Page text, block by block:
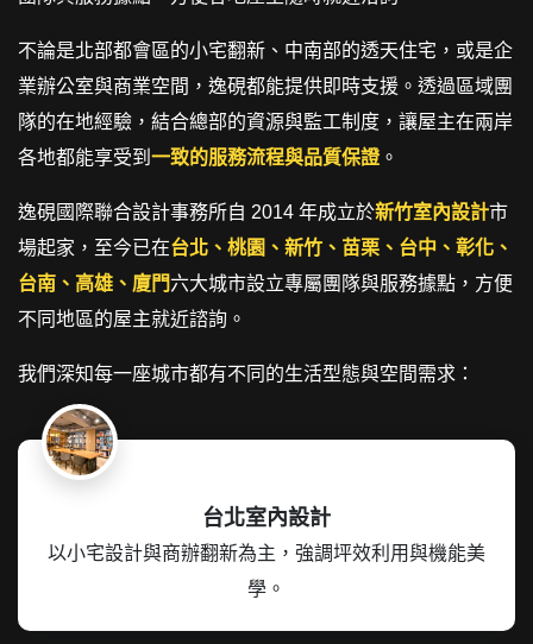
不論是北部都會區的小宅翻新、中南部的透天住宅，或是企
業辦公室與商業空間，逸硯都能提供即時支援。透過區域團
隊的在地經驗，結合總部的資源與監工制度，讓屋主在兩岸
各地都能享受到 一致的服務流程與品質保證 。
逸硯國際聯合設計事務所自 2014 年成立於新竹室內設計市
場起家，至今已在台北、桃園、新竹、苗栗、台中、彰化、
台南、高雄、廈門六大城市設立專屬團隊與服務據點，方便
不同地區的屋主就近諮詢。
我們深知每一座城市都有不同的生活型態與空間需求：
台北室內設計
以小宅設計與商辦翻新為主，強調坪效利用與機能美
學。